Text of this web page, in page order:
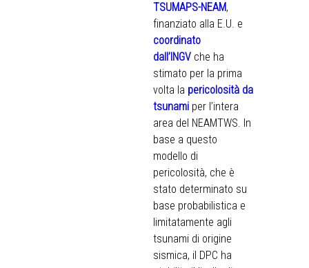
TSUMAPS-NEAM,
finanziato alla E.U. e
coordinato
dall’INGV che ha
stimato per la prima
volta la pericolosità da
tsunamiper l’intera
area del NEAMTWS. In
base a questo
modello di
pericolosità, che è
stato determinato su
base probabilistica e
limitatamente agli
tsunami di origine
sismica, il DPC ha